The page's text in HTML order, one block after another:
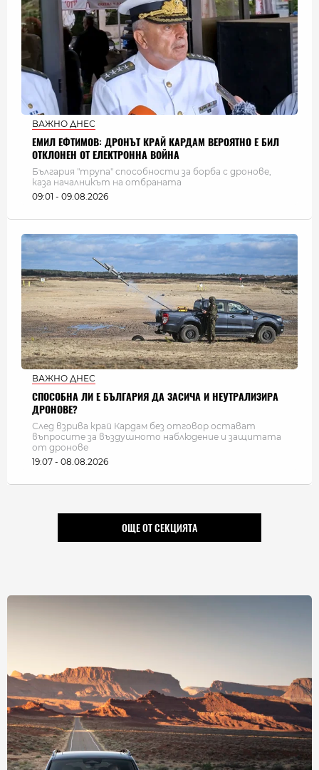
ВАЖНО ДНЕС
ЕМИЛ ЕФТИМОВ: ДРОНЪТ КРАЙ КАРДАМ ВЕРОЯТНО Е БИЛ
ОТКЛОНЕН ОТ ЕЛЕКТРОННА ВОЙНА
България "трупа" способности за борба с дронове,
каза началникът на отбраната
09:01 - 09.08.2026
ВАЖНО ДНЕС
СПОСОБНА ЛИ Е БЪЛГАРИЯ ДА ЗАСИЧА И НЕУТРАЛИЗИРА
ДРОНОВЕ?
След взрива край Кардам без отговор остават
въпросите за въздушното наблюдение и защитата
от дронове
19:07 - 08.08.2026
ОЩЕ ОТ СЕКЦИЯТА